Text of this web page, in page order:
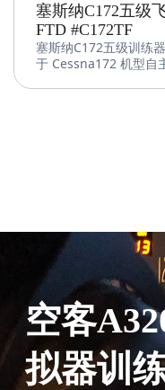
塞斯纳C172五级
FTD #C172TF
塞斯纳C172五级训练
于 Cessna172 机型自
空客
拟器训